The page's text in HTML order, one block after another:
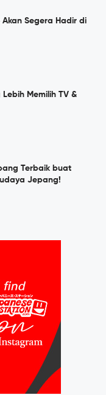
Akan Segera Hadir di
Memilih TV &
Terbaik buat
Jepang!